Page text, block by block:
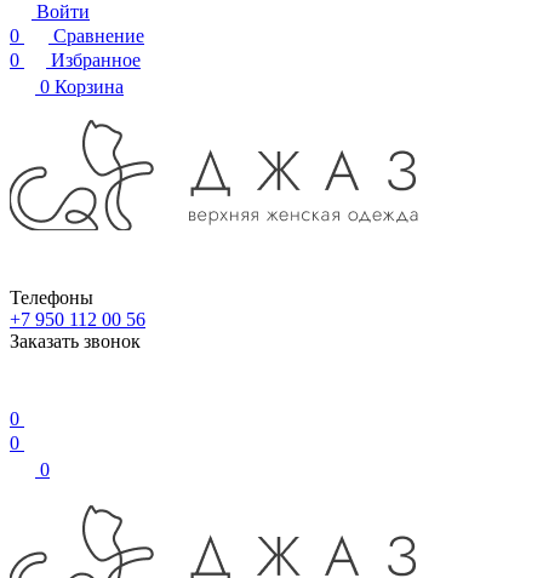
Войти
0
Сравнение
0
Избранное
0 Корзина
Телефоны
+7 950 112 00 56
Заказать звонок
0
0
0